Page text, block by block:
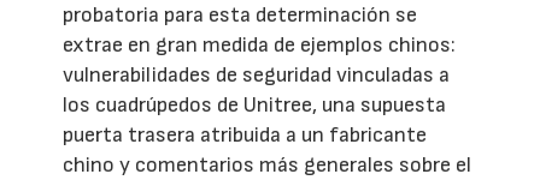
probatoria para esta determinación se
extrae en gran medida de ejemplos chinos:
vulnerabilidades de seguridad vinculadas a
los cuadrúpedos de Unitree, una supuesta
puerta trasera atribuida a un fabricante
chino y comentarios más generales sobre el